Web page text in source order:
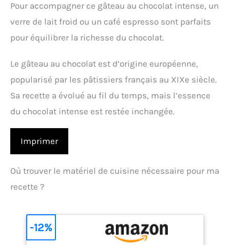
Pour accompagner ce gâteau au chocolat intense, un
verre de lait froid ou un café espresso sont parfaits
pour équilibrer la richesse du chocolat.
Le gâteau au chocolat est d’origine européenne,
popularisé par les pâtissiers français au XIXe siècle.
Sa recette a évolué au fil du temps, mais l’essence
du chocolat intense est restée inchangée.
Imprimer
Où trouver le matériel de cuisine nécessaire pour ma
recette ?
-12%